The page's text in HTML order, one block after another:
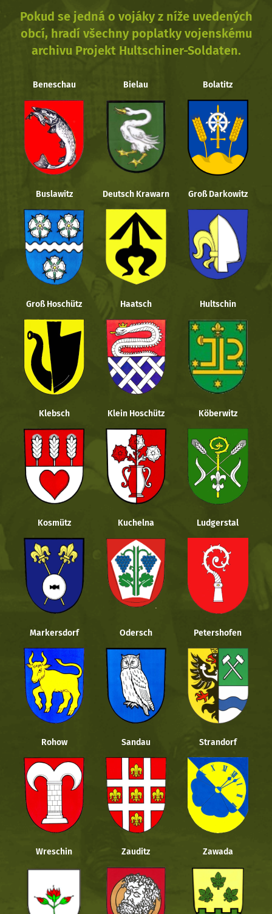
Pokud se jedná o vojáky z níže uvedených
obcí, hradí všechny poplatky vojenskému
archivu Projekt Hultschiner-Soldaten.
Beneschau Bielau Bolatitz
Buslawitz Deutsch Krawarn Groß Darkowitz
Groß Hoschütz Haatsch Hultschin
Klebsch Klein Hoschütz Köberwitz
Kosmütz Kuchelna Ludgerstal
Markersdorf Odersch Petershofen
Rohow Sandau Strandorf
Wreschin Zauditz Zawada